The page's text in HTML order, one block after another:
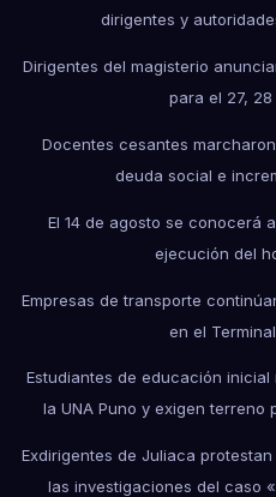
dirigentes y
Dirigentes del magisterio
para el 27,
Docentes cesantes
deuda social e
El 14 de agosto se conocerá
ejecución del
Empresas de transporte
en el
Estudiantes de educación
la UNA Puno y exigen
Exdirigentes de Juliaca
las investigaciones del caso